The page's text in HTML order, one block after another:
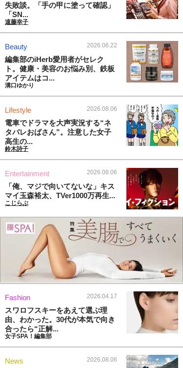
失敗談。「手の甲に塗って確認」
「SN...
遠藤幸子
Beauty 2026.06.22
編集部のiHerb愛用者がセレク
ト。健康・美容のお悩み別、鉄板
アイテムはコ...
溝口ゆかり
Lifestyle 2026.08.06
電車でドラマを大声実況する“ネ
タバレおばさん”。注意した女子
高生の...
鈴木詩子
Entertainment 2026.08.06
「俺、マジで向いてないな」キス
マイ玉森裕太、TVer1000万再生...
こじらぶ
Fashion 2026.04.17
スワロフスキーをあえて選ぶ理
由、わかった。30代が本気で向き
合ったら“正解...
女子SPA！編集部
News 2026.08.06